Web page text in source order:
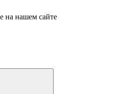
на нашем сайте